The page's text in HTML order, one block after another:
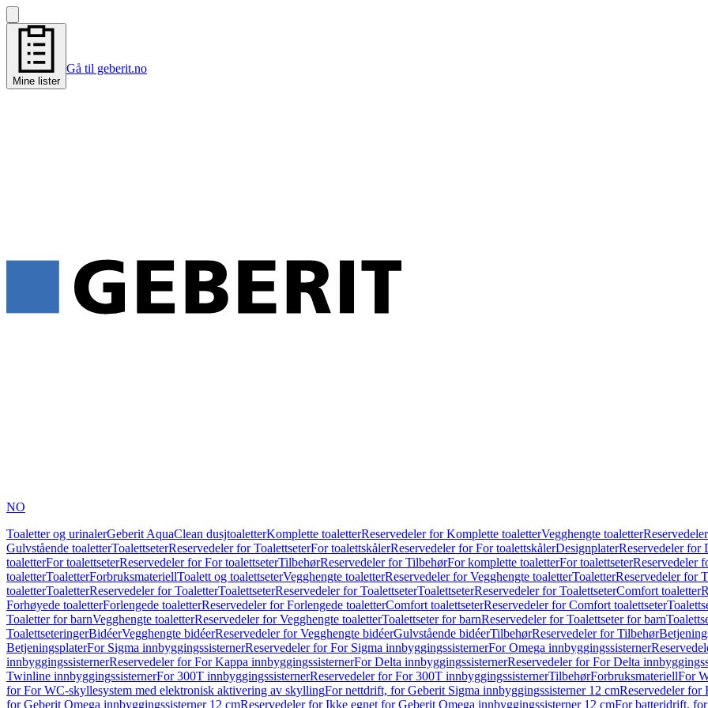
Mine lister
Gå til geberit.no
NO
Toaletter og urinalerGeberit AquaClean dusjtoaletterKomplette toaletterReservedeler for Komplette toaletterVegghengte toaletter
Gulvstående toaletterToalettseterReservedeler for ToalettseterFor toalettskålerReservedeler for For toalettskålerDesignplaterReservedeler for
toaletterFor toalettseterReservedeler for For toalettseterTilbehørReservedeler for TilbehørFor komplette toaletterFor toalettseterReservedeler
toaletterToaletterForbruksmateriellToalett og toalettseterVegghengte toaletterReservedeler for Vegghengte toaletterToaletterReservedeler for
toaletterToaletterReservedeler for ToaletterToalettseterReservedeler for ToalettseterToalettseterReservedeler for ToalettseterComfort toaletter
Forhøyede toaletterForlengede toaletterReservedeler for Forlengede toaletterComfort toalettseterReservedeler for Comfort toalettseter
Toaletter for barnVegghengte toaletterReservedeler for Vegghengte toaletterToalettseter for barnReservedeler for Toalettseter for barn
ToalettseteringerBidéerVegghengte bidéerReservedeler for Vegghengte bidéerGulvstående bidéerTilbehørReservedeler for Tilbehør
BetjeningsplaterFor Sigma innbyggingssisternerReservedeler for For Sigma innbyggingssisternerFor Omega innbyggingssisterner
innbyggingssisternerReservedeler for For Kappa innbyggingssisternerFor Delta innbyggingssisternerReservedeler for For Delta
Twinline innbyggingssisternerFor 300T innbyggingssisternerReservedeler for For 300T innbyggingssisternerTilbehørForbruksmateriellFor
for For WC-skyllesystem med elektronisk aktivering av skyllingFor nettdrift, for Geberit Sigma innbyggingssisterner 12 cmReservedeler for
for Geberit Omega innbyggingssisterner 12 cmReservedeler for Ikke egnet for Geberit Omega innbyggingssisterner 12 cmFor batteridrift,